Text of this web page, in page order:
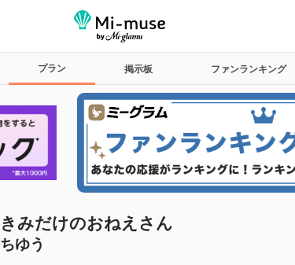
プラン 掲示板 ファンランキング
きみだけのおねえさん
ちゆう